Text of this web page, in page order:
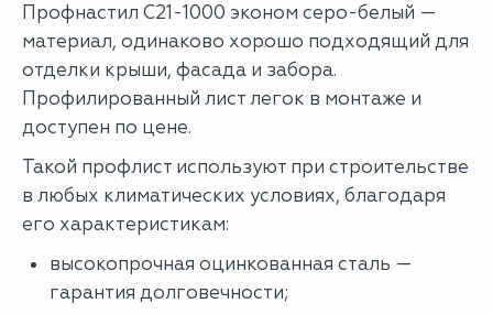
Профнастил С21-1000 эконом серо-белый —
материал, одинаково хорошо подходящий для
отделки крыши, фасада и забора.
Профилированный лист легок в монтаже и
доступен по цене.
Такой профлист используют при строительстве
в любых климатических условиях, благодаря
его характеристикам:
высокопрочная оцинкованная сталь —
гарантия долговечности;